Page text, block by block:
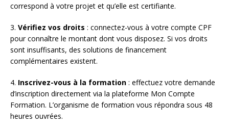
correspond à votre projet et qu’elle est certifiante.
3. Vérifiez vos droits : connectez-vous à votre compte CPF
pour connaître le montant dont vous disposez. Si vos droits
sont insuffisants, des solutions de financement
complémentaires existent.
4. Inscrivez-vous à la formation : effectuez votre demande
d’inscription directement via la plateforme Mon Compte
Formation. L’organisme de formation vous répondra sous 48
heures ouvrées.